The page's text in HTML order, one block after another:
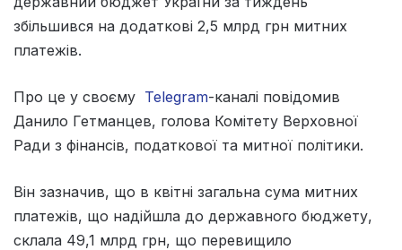
збільшився на додаткові 2,5 млрд грн митних
платежів.
Про це у своєму Telegram-каналі повідомив
Данило Гетманцев, голова Комітету Верховної
Ради з фінансів, податкової та митної політики.
Він зазначив, що в квітні загальна сума митних
платежів, що надійшла до державного бюджету,
склала 49,1 млрд грн, що перевищило